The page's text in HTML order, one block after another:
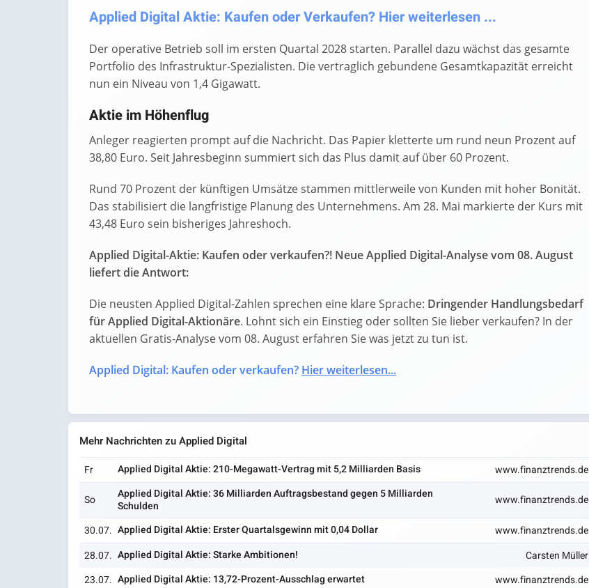
Applied Digital Aktie: Kaufen oder Verkaufen? Hier weiterlesen ...
Der operative Betrieb soll im ersten Quartal 2028 starten. Parallel dazu wächst das gesamte
Portfolio des Infrastruktur-Spezialisten. Die vertraglich gebundene Gesamtkapazität erreicht
nun ein Niveau von 1,4 Gigawatt.
Aktie im Höhenflug
Anleger reagierten prompt auf die Nachricht. Das Papier kletterte um rund neun Prozent auf
38,80 Euro. Seit Jahresbeginn summiert sich das Plus damit auf über 60 Prozent.
Rund 70 Prozent der künftigen Umsätze stammen mittlerweile von Kunden mit hoher Bonität.
Das stabilisiert die langfristige Planung des Unternehmens. Am 28. Mai markierte der Kurs mit
43,48 Euro sein bisheriges Jahreshoch.
Applied Digital-Aktie: Kaufen oder verkaufen?! Neue Applied Digital-Analyse vom 08. August
liefert die Antwort:
Die neusten Applied Digital-Zahlen sprechen eine klare Sprache: Dringender Handlungsbedarf
für Applied Digital-Aktionäre. Lohnt sich ein Einstieg oder sollten Sie lieber verkaufen? In der
aktuellen Gratis-Analyse vom 08. August erfahren Sie was jetzt zu tun ist.
Applied Digital: Kaufen oder verkaufen? Hier weiterlesen...
Mehr Nachrichten zu Applied Digital
Fr Applied Digital Aktie: 210-Megawatt-Vertrag mit 5,2 Milliarden Basis www.finanztrends.de
So
Applied Digital Aktie: 36 Milliarden Auftragsbestand gegen 5 Milliarden
Schulden
www.finanztrends.de
30.07. Applied Digital Aktie: Erster Quartalsgewinn mit 0,04 Dollar
www.finanztrends.de
28.07. Applied Digital Aktie: Starke Ambitionen!
Carsten Müller
23.07. Applied Digital Aktie: 13,72-Prozent-Ausschlag erwartet
www.finanztrends.de